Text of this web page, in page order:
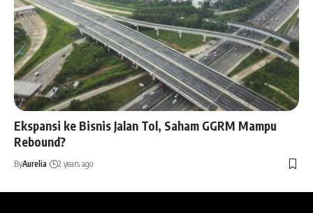
Ekspansi ke Bisnis Jalan Tol, Saham GGRM Mampu
Rebound?
ByAurelia 2 years ago